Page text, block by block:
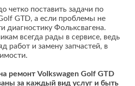
четко поставить задачи по
GTD, а если проблемы не
диагностику Фольксвагена.
всегда рады в сервисе, ведь
работ и замену запчастей, в
ремонт Volkswagen Golf GTD
за каждый вид услуг и быть